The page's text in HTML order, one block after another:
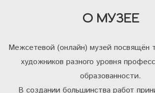
О МУЗЕЕ
Межсетевой (онлайн) музей посвящён
художников разного уровня
образованности.
В создании большинства работ